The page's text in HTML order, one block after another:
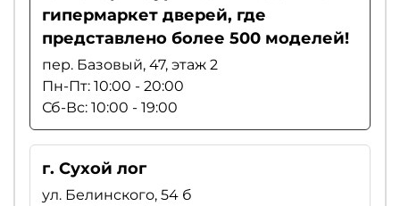
гипермаркет дверей, где
представлено более 500 моделей!
пер. Базовый, 47, этаж 2
Пн-Пт: 10:00 - 20:00
Сб-Вс: 10:00 - 19:00
г. Сухой лог
ул. Белинского, 54 б